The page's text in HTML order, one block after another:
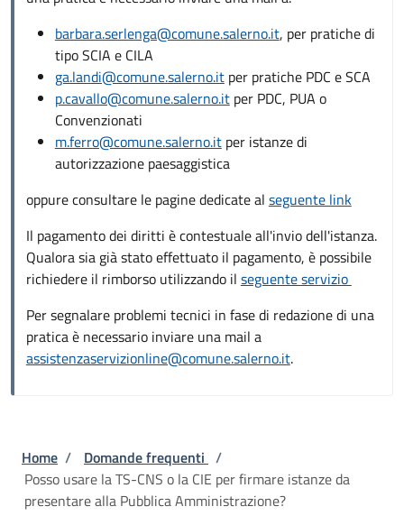
barbara.serlenga@comune.salerno.it, per pratiche di
tipo SCIA e CILA
ga.landi@comune.salerno.itper pratiche PDC e SCA
p.cavallo@comune.salerno.itper PDC, PUA o
Convenzionati
m.ferro@comune.salerno.itper istanze di
autorizzazione paesaggistica
oppure consultare le pagine dedicate al seguente link
Il pagamento dei diritti è contestuale all'invio dell'istanza.
Qualora sia già stato effettuato il pagamento, è possibile
richiedere il rimborso utilizzando il seguente servizio
Per segnalare problemi tecnici in fase di redazione di una
pratica è necessario inviare una mail a
assistenzaservizionline@comune.salerno.it.
Briciole di pane
Home / Domande frequenti /
Posso usare la TS-CNS o la CIE per firmare istanze da
presentare alla Pubblica Amministrazione?